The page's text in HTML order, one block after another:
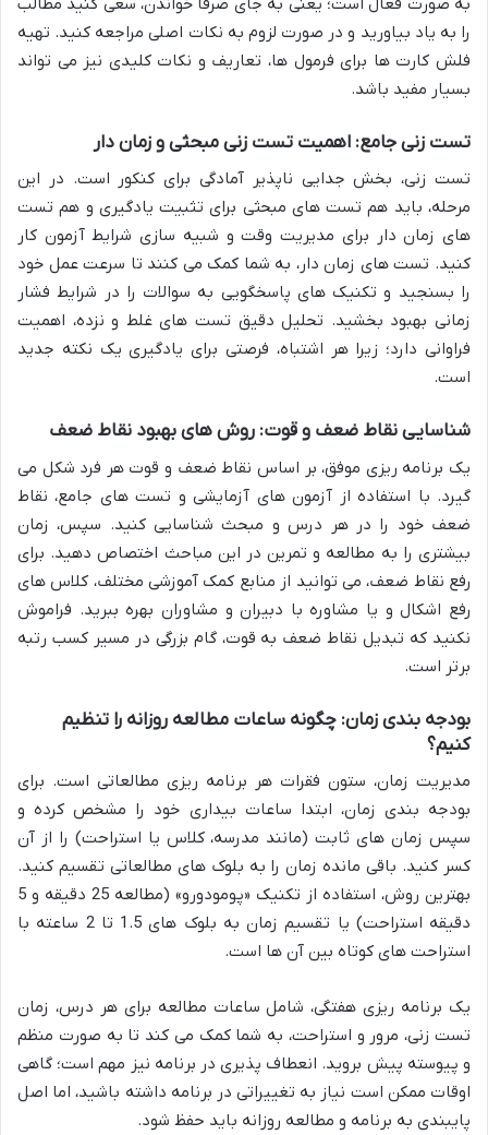
را به یاد بیاورید و در صورت لزوم به نکات اصلی مراجعه کنید. تهیه
فلش کارت ها برای فرمول ها، تعاریف و نکات کلیدی نیز می تواند
بسیار مفید باشد.
تست زنی جامع: اهمیت تست زنی مبحثی و زمان دار
تست زنی، بخش جدایی ناپذیر آمادگی برای کنکور است. در این
مرحله، باید هم تست های مبحثی برای تثبیت یادگیری و هم تست
های زمان دار برای مدیریت وقت و شبیه سازی شرایط آزمون کار
کنید. تست های زمان دار، به شما کمک می کنند تا سرعت عمل خود
را بسنجید و تکنیک های پاسخگویی به سوالات را در شرایط فشار
زمانی بهبود بخشید. تحلیل دقیق تست های غلط و نزده، اهمیت
فراوانی دارد؛ زیرا هر اشتباه، فرصتی برای یادگیری یک نکته جدید
است.
شناسایی نقاط ضعف و قوت: روش های بهبود نقاط ضعف
یک برنامه ریزی موفق، بر اساس نقاط ضعف و قوت هر فرد شکل می
گیرد. با استفاده از آزمون های آزمایشی و تست های جامع، نقاط
ضعف خود را در هر درس و مبحث شناسایی کنید. سپس، زمان
بیشتری را به مطالعه و تمرین در این مباحث اختصاص دهید. برای
رفع نقاط ضعف، می توانید از منابع کمک آموزشی مختلف، کلاس های
رفع اشکال و یا مشاوره با دبیران و مشاوران بهره ببرید. فراموش
نکنید که تبدیل نقاط ضعف به قوت، گام بزرگی در مسیر کسب رتبه
برتر است.
بودجه بندی زمان: چگونه ساعات مطالعه روزانه را تنظیم
کنیم؟
مدیریت زمان، ستون فقرات هر برنامه ریزی مطالعاتی است. برای
بودجه بندی زمان، ابتدا ساعات بیداری خود را مشخص کرده و
سپس زمان های ثابت (مانند مدرسه، کلاس یا استراحت) را از آن
کسر کنید. باقی مانده زمان را به بلوک های مطالعاتی تقسیم کنید.
بهترین روش، استفاده از تکنیک «پومودورو» (مطالعه 25 دقیقه و 5
دقیقه استراحت) یا تقسیم زمان به بلوک های 1.5 تا 2 ساعته با
استراحت های کوتاه بین آن ها است.
یک برنامه ریزی هفتگی، شامل ساعات مطالعه برای هر درس، زمان
تست زنی، مرور و استراحت، به شما کمک می کند تا به صورت منظم
و پیوسته پیش بروید. انعطاف پذیری در برنامه نیز مهم است؛ گاهی
اوقات ممکن است نیاز به تغییراتی در برنامه داشته باشید، اما اصل
پایبندی به برنامه و مطالعه روزانه باید حفظ شود.